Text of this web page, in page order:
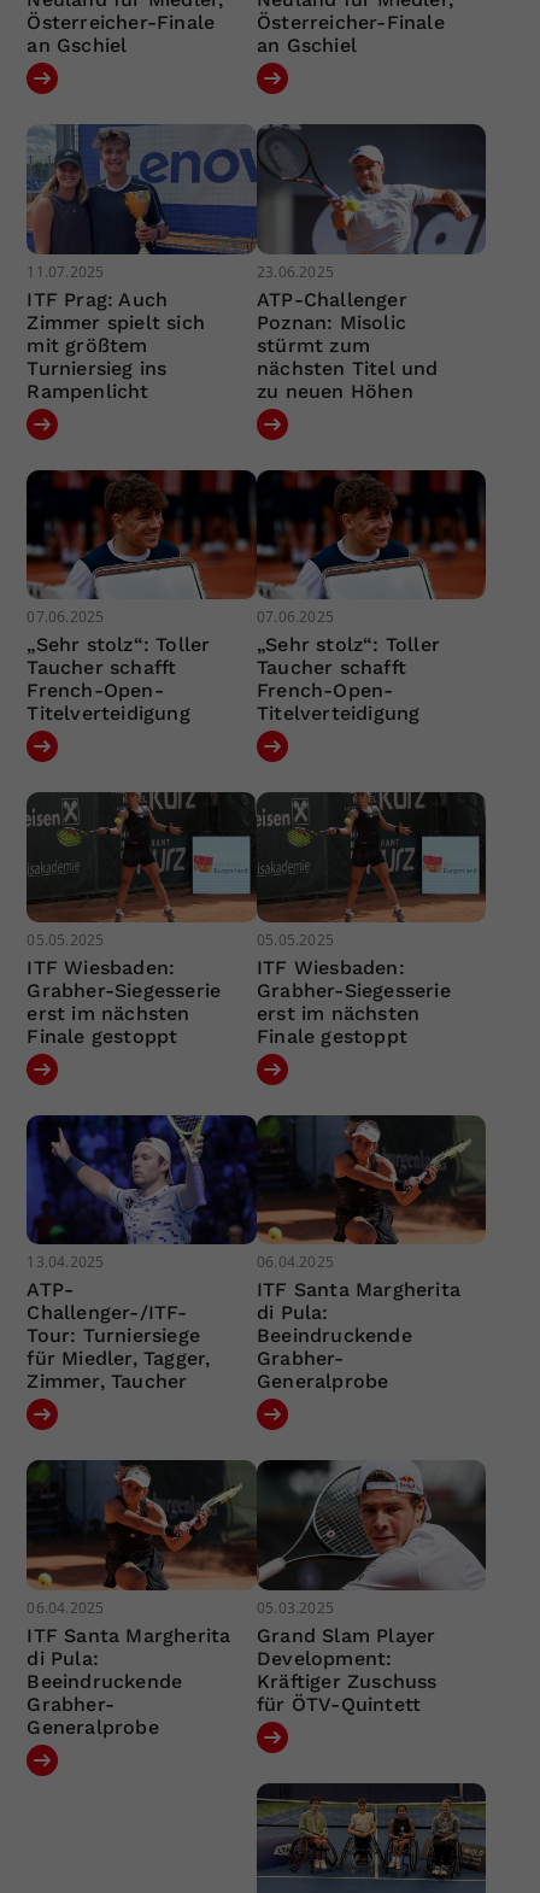
Österreicher-Finale
an Gschiel
Österreicher-Finale
an Gschiel
11.07.2025
ITF Prag: Auch
Zimmer spielt sich
mit größtem
Turniersieg ins
Rampenlicht
23.06.2025
ATP-Challenger
Poznan: Misolic
stürmt zum
nächsten Titel und
zu neuen Höhen
07.06.2025
„Sehr stolz“: Toller
Taucher schafft
French-Open-
Titelverteidigung
07.06.2025
„Sehr stolz“: Toller
Taucher schafft
French-Open-
Titelverteidigung
05.05.2025
ITF Wiesbaden:
Grabher-Siegesserie
erst im nächsten
Finale gestoppt
05.05.2025
ITF Wiesbaden:
Grabher-Siegesserie
erst im nächsten
Finale gestoppt
13.04.2025
ATP-
Challenger-/ITF-
Tour: Turniersiege
für Miedler, Tagger,
Zimmer, Taucher
06.04.2025
ITF Santa Margherita
di Pula:
Beeindruckende
Grabher-
Generalprobe
06.04.2025
ITF Santa Margherita
di Pula:
Beeindruckende
Grabher-
Generalprobe
05.03.2025
Grand Slam Player
Development:
Kräftiger Zuschuss
für ÖTV-Quintett